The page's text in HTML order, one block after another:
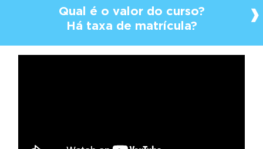
Qual é o valor do curso?
Há taxa de matrícula?